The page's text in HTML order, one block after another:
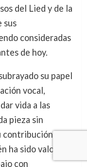
del Lied y de la
sus
consideradas
de hoy.
su papel
vocal,
vida a las
pieza sin
contribución a la
ha sido valorada
con